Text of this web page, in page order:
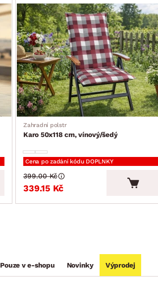
Zahradní polstr
Karo 50x118 cm, vínový/šedý
Cena po zadání kódu DOPLNKY
339.15 Kč
399.00 Kč
Pouze v e-shopu Novinky Výprodej